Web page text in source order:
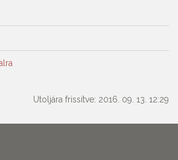
Utoljára frissítve: 2016. 09. 13. 12:29